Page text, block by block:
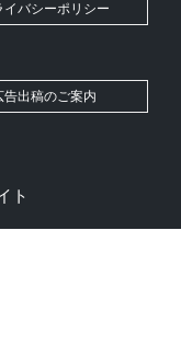
イバシーポリシー
告出稿のご案内
ト